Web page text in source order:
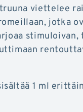
viettelee
jotka
stimuloivan,
1 ml